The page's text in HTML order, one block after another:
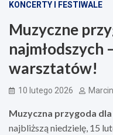
KONCERTY I FESTIWALE
Muzyczne
najmłodszych
warsztatów!
10 lutego 2026
Muzyczna przygoda dla
najbliższą niedzielę, 15